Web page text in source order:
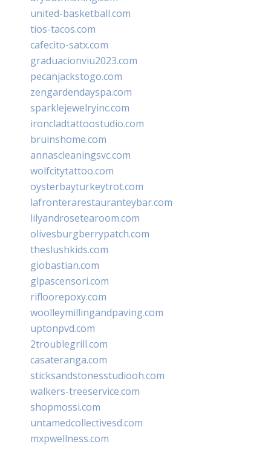
united-basketball.com
tios-tacos.com
cafecito-satx.com
graduacionviu2023.com
pecanjackstogo.com
zengardendayspa.com
sparklejewelryinc.com
ironcladtattoostudio.com
bruinshome.com
annascleaningsvc.com
wolfcitytattoo.com
oysterbayturkeytrot.com
lafronterarestauranteybar.com
lilyandrosetearoom.com
olivesburgberrypatch.com
theslushkids.com
giobastian.com
glpascensori.com
rifloorepoxy.com
woolleymillingandpaving.com
uptonpvd.com
2troublegrill.com
casateranga.com
sticksandstonesstudiooh.com
walkers-treeservice.com
shopmossi.com
untamedcollectivesd.com
mxpwellness.com